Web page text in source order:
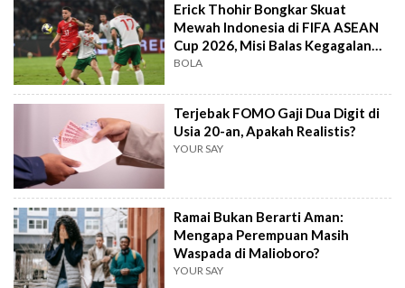
Erick Thohir Bongkar Skuat
Mewah Indonesia di FIFA ASEAN
Cup 2026, Misi Balas Kegagalan
Piala AFF
BOLA
Terjebak FOMO Gaji Dua Digit di
Usia 20-an, Apakah Realistis?
YOUR SAY
Ramai Bukan Berarti Aman:
Mengapa Perempuan Masih
Waspada di Malioboro?
YOUR SAY